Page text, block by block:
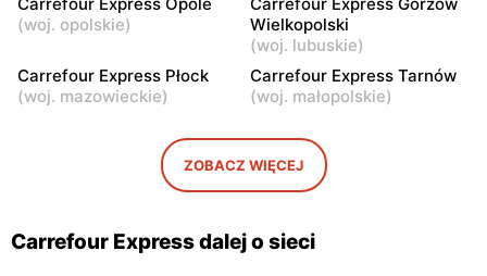
Carrefour Express Carrefour Express
Warszawa, ul. Wąski Dunaj
10
Warszawa, ul. Grójecka 34
Warszawa, ul. Mordechaja
Anielewicza 2
(woj. opolskie)
Wielkopolski
(woj. lubuskie)
Carrefour Express Płock
(woj. mazowieckie)
Carrefour Express Tarnów
(woj. małopolskie)
ZOBACZ WIĘCEJ
Carrefour Express dalej o sieci